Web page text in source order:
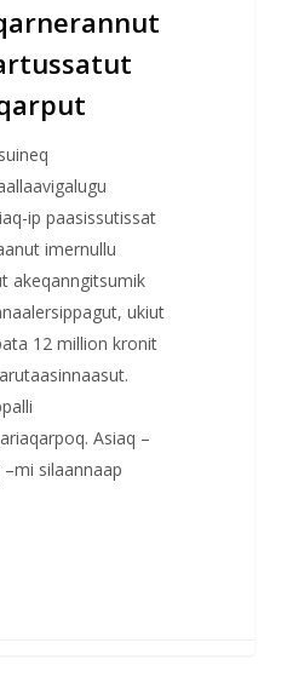
ip paasissutissat
imernullu
akeqanngitsumik
ukiut
12 million kronit
Asiaq –
silaannaap